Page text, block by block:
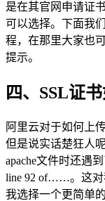
是在其官网申请证
可以选择。下面我
程，在那里大家也
提示。
四、SSL证
阿里云对于如何上
但是说实话楚狂人
apache文件时还遇
line 92 of……。这对
我选择一个更简单